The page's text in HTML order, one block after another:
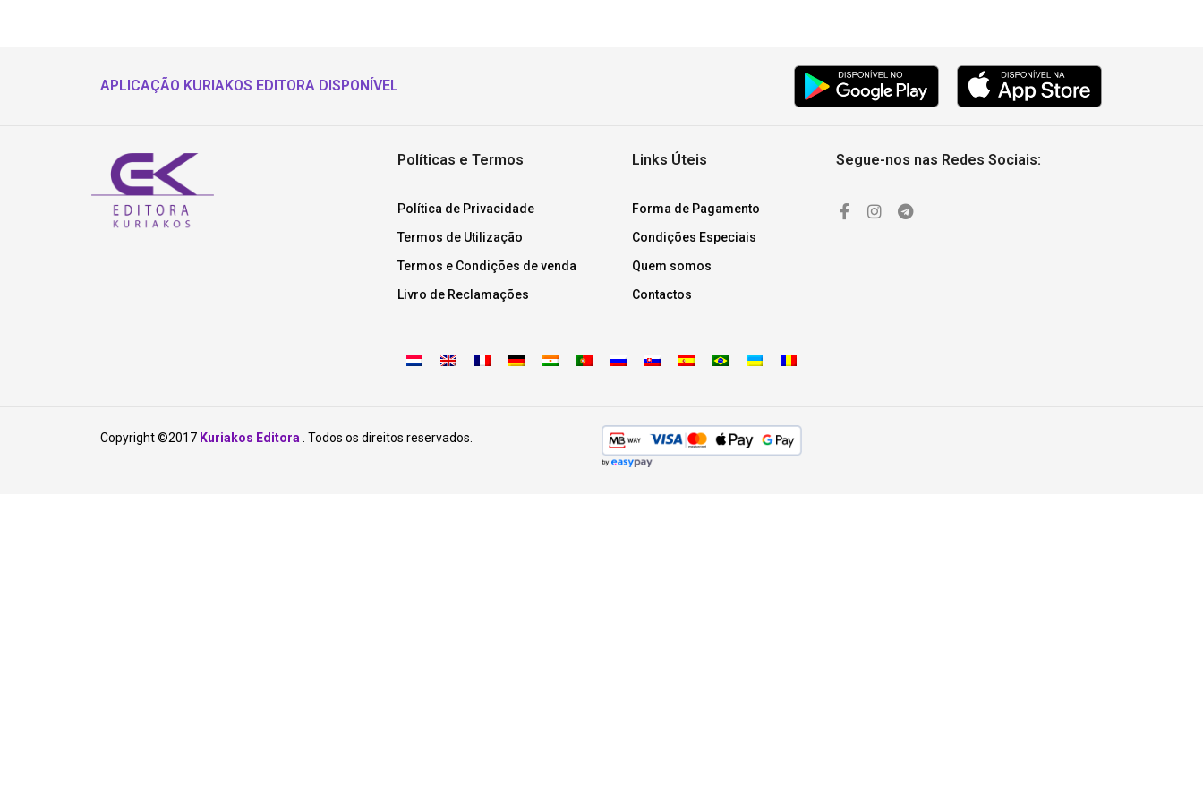
APLICAÇÃO KURIAKOS EDITORA DISPONÍVEL
Políticas e Termos
Política de Privacidade
Termos de Utilização
Termos e Condições de venda
Livro de Reclamações
Links Úteis
Forma de Pagamento
Condições Especiais
Quem somos
Contactos
Segue-nos nas Redes Sociais:
Copyright ©2017 Kuriakos Editora . Todos os direitos reservados.